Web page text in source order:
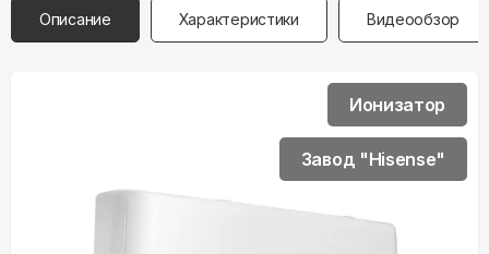
Описание Характеристики Видеообзор
Ионизатор
Завод "Hisense"